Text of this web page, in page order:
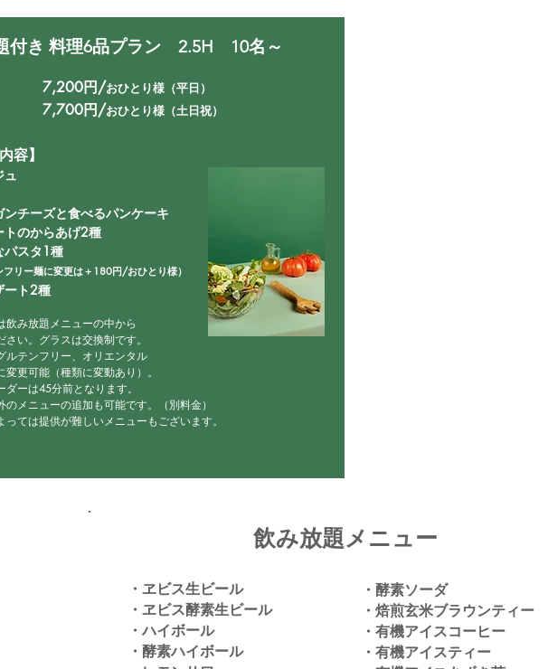
付き 料理6品プラン 2.5H 10名～
円/おひとり様（平日）
円/おひとり様（土日祝）
容】
ュ
ンチーズと食べるパンケーキ
トのからあげ2種
パスタ1種
フリー麺に変更は＋180円/おひとり様）
ート2種
み放題メニューの中から
い。グラスは交換制です。
テンフリー、オリエンタル
更可能（種類に変動あり）。
ーは45分前となります。
メニューの追加も可能です。（別料金）
ては提供が難しいメニューもございます。
飲み放題メニュー
・ヱビス生ビール
・ヱビス酵素生ビール
・ハイボール
・酵素ハイボール
・酵素ソーダ
・焙煎玄米ブラウンティー
・有機アイスコーヒー
・有機アイスティー